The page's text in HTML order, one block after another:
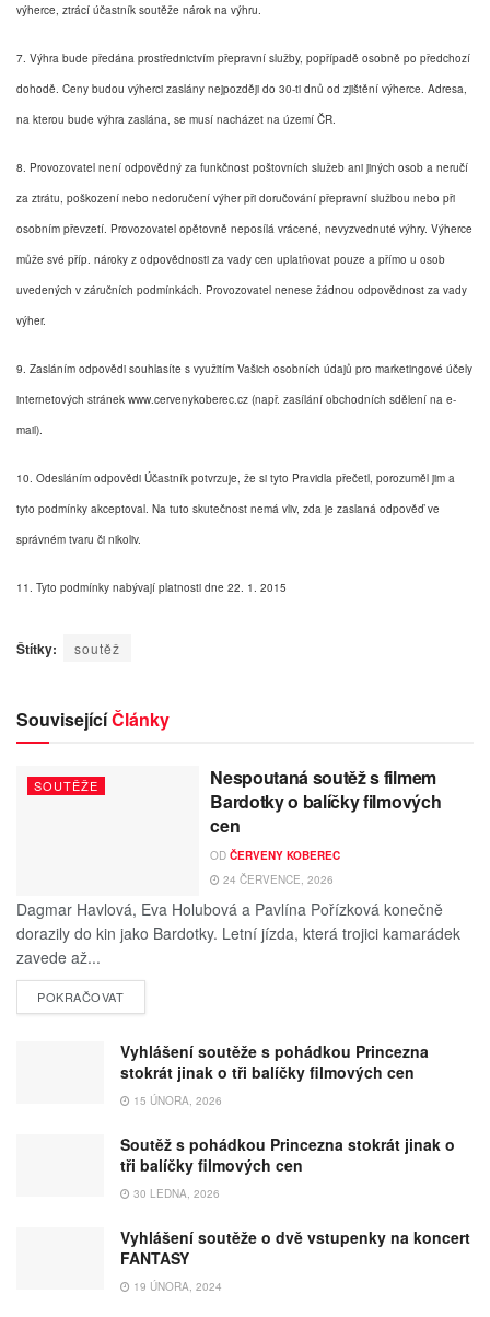
výherce, ztrácí účastník soutěže nárok na výhru.
7. Výhra bude předána prostřednictvím přepravní služby, popřípadě osobně po předchozí
dohodě. Ceny budou výherci zaslány nejpozději do 30-ti dnů od zjištění výherce. Adresa,
na kterou bude výhra zaslána, se musí nacházet na území ČR.
8. Provozovatel není odpovědný za funkčnost poštovních služeb ani jiných osob a neručí
za ztrátu, poškození nebo nedoručení výher při doručování přepravní službou nebo při
osobním převzetí. Provozovatel opětovně neposílá vrácené, nevyzvednuté výhry. Výherce
může své příp. nároky z odpovědnosti za vady cen uplatňovat pouze a přímo u osob
uvedených v záručních podmínkách. Provozovatel nenese žádnou odpovědnost za vady
výher.
9. Zasláním odpovědi souhlasíte s využitím Vašich osobních údajů pro marketingové účely
internetových stránek www.cervenykoberec.cz (např. zasílání obchodních sdělení na e-
mail).
10. Odesláním odpovědi Účastník potvrzuje, že si tyto Pravidla přečetl, porozuměl jim a
tyto podmínky akceptoval. Na tuto skutečnost nemá vliv, zda je zaslaná odpověď ve
správném tvaru či nikoliv.
11. Tyto podmínky nabývají platnosti dne 22. 1. 2015
Štítky: soutěž
SouvisejícíČlánky
SOUTĚŽE
Nespoutaná soutěž s filmem
Bardotky o balíčky filmových
cen
OD ČERVENY KOBEREC
24 ČERVENCE, 2026
Dagmar Havlová, Eva Holubová a Pavlína Pořízková konečně
dorazily do kin jako Bardotky. Letní jízda, která trojici kamarádek
zavede až...
POKRAČOVAT
Vyhlášení soutěže s pohádkou Princezna
stokrát jinak o tři balíčky filmových cen
15 ÚNORA, 2026
Soutěž s pohádkou Princezna stokrát jinak o
tři balíčky filmových cen
30 LEDNA, 2026
Vyhlášení soutěže o dvě vstupenky na koncert
FANTASY
19 ÚNORA, 2024